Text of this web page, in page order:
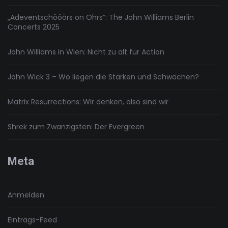
„Adeventschööörs on Öhrs“: The John Williams Berlin
Concerts 2025
John Williams in Wien: Nicht zu alt für Action
John Wick 3 – Wo liegen die Stärken und Schwächen?
Matrix Resurrections: Wir denken, also sind wir
Shrek zum Zwanzigsten: Der Evergreen
Meta
Anmelden
Eintrags-Feed